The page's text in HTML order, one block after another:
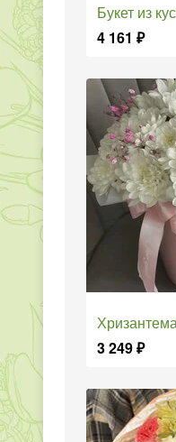
Букет из
4 161 ₽
3 249₽